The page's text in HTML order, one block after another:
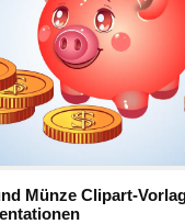
Münze Clipart-